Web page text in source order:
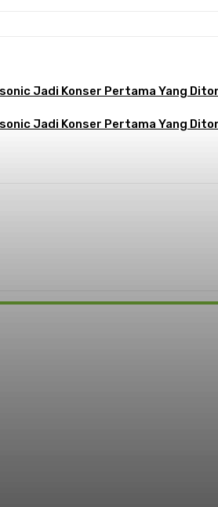
Jadi Konser Pertama Yang